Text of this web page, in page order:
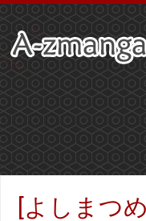
[よしまつ